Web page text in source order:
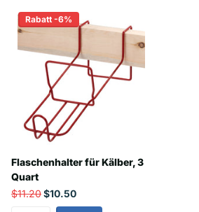
Rabatt -6%
Flaschenhalter für Kälber, 3
Quart
$11.20$10.50